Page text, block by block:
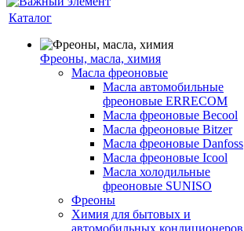
Каталог
Фреоны, масла, химия
Масла фреоновые
Масла автомобильные
фреоновые ERRECOM
Масла фреоновые Becool
Масла фреоновые Bitzer
Масла фреоновые Danfoss
Масла фреоновые Icool
Масла холодильные
фреоновые SUNISO
Фреоны
Химия для бытовых и
автомобильных кондиционеров,